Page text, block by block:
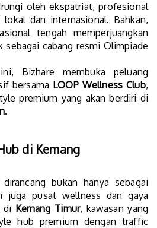
oleh ekspatriat, profesional
dan internasional. Bahkan,
tengah memperjuangkan
sebagai cabang resmi Olimpiade
Bizhare membuka peluang
bersama LOOP Wellness Club,
premium yang akan berdiri di
.
di Kemang
bukan hanya sebagai
juga pusat wellness dan gaya
di Kemang Timur, kawasan yang
hub premium dengan traffic